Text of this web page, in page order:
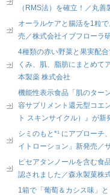
（RMS法）を確立！／丸善
オーラルケアと腸活を1粒
売／株式会社イブフローラ
4種類の赤い野菜と果実配
くみ、肌、脂肪にまとめて
本製薬 株式会社
機能性表示食品「肌のター
容サプリメント還元型コエ
ト スキンサイクル）』が
シミのもと*¹ にアプローチ
イトローション」新発売／
ピセアタンノールを含む食
認されました／森永製菓株
1箱で「葡萄＆カシス味」